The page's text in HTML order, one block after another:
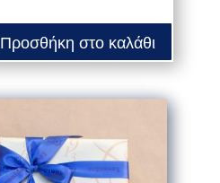
Προσθήκη στο καλάθι